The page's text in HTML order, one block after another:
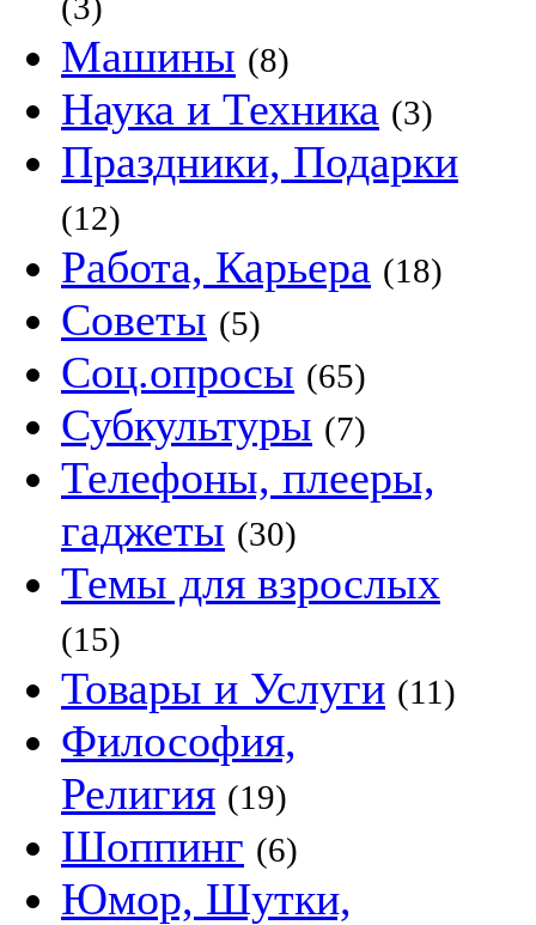
Машины (8)
Наука и Техника (3)
Праздники, Подарки
(12)
Работа, Карьера (18)
Советы (5)
Соц.опросы (65)
Субкультуры (7)
Телефоны, плееры,
гаджеты (30)
Темы для взрослых
(15)
Товары и Услуги (11)
Философия,
Религия (19)
Шоппинг (6)
Юмор, Шутки,